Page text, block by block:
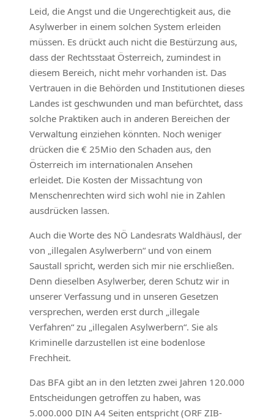
Leid, die Angst und die Ungerechtigkeit aus, die
Asylwerber in einem solchen System erleiden
müssen. Es drückt auch nicht die Bestürzung aus,
dass der Rechtsstaat Österreich, zumindest in
diesem Bereich, nicht mehr vorhanden ist. Das
Vertrauen in die Behörden und Institutionen dieses
Landes ist geschwunden und man befürchtet, dass
solche Praktiken auch in anderen Bereichen der
Verwaltung einziehen könnten. Noch weniger
drücken die € 25Mio den Schaden aus, den
Österreich im internationalen Ansehen
erleidet. Die Kosten der Missachtung von
Menschenrechten wird sich wohl nie in Zahlen
ausdrücken lassen.
Auch die Worte des NÖ Landesrats Waldhäusl, der
von „illegalen Asylwerbern“ und von einem
Saustall spricht, werden sich mir nie erschließen.
Denn dieselben Asylwerber, deren Schutz wir in
unserer Verfassung und in unseren Gesetzen
versprechen, werden erst durch „illegale
Verfahren“ zu „illegalen Asylwerbern“. Sie als
Kriminelle darzustellen ist eine bodenlose
Frechheit.
Das BFA gibt an in den letzten zwei Jahren 120.000
Entscheidungen getroffen zu haben, was
5.000.000 DIN A4 Seiten entspricht (ORF ZIB-